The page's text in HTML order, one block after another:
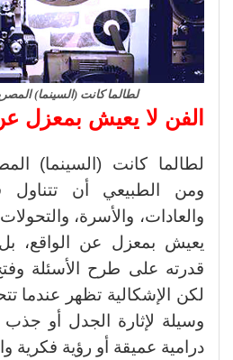
لطالما كانت (السينما)
الفن لا يعيش بمعزل
لطالما كانت (السينما)
ومن الطبيعي أن تتناول
والعادات، والأسرة،
يعيش بمعزل عن الواقع،
قدرته على طرح الأسئلة
لكن الإشكالية تظهر عندما
وسيلة لإثارة الجدل أو جذب
درامية عميقة أو رؤية فكرية